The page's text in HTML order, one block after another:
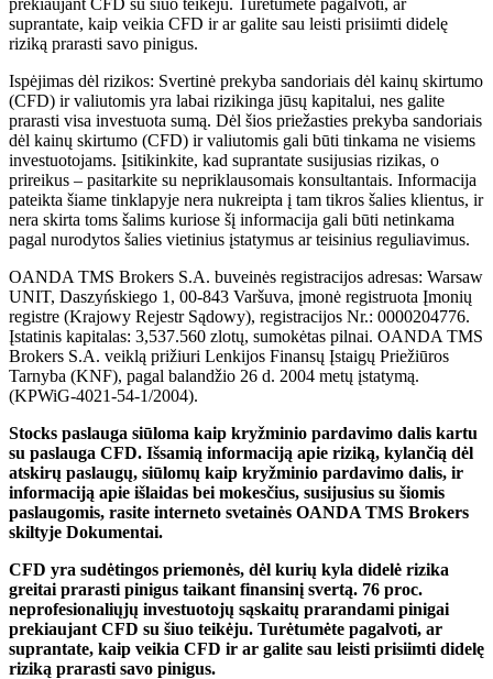
suprantate, kaip veikia CFD ir ar galite sau leisti prisiimti didelę
riziką prarasti savo pinigus.
Ispėjimas dėl rizikos: Svertinė prekyba sandoriais dėl kainų skirtumo
(CFD) ir valiutomis yra labai rizikinga jūsų kapitalui, nes galite
prarasti visa investuota sumą. Dėl šios priežasties prekyba sandoriais
dėl kainų skirtumo (CFD) ir valiutomis gali būti tinkama ne visiems
investuotojams. Įsitikinkite, kad suprantate susijusias rizikas, o
prireikus – pasitarkite su nepriklausomais konsultantais. Informacija
pateikta šiame tinklapyje nera nukreipta į tam tikros šalies klientus, ir
nera skirta toms šalims kuriose šį informacija gali būti netinkama
pagal nurodytos šalies vietinius įstatymus ar teisinius reguliavimus.
OANDA TMS Brokers S.A. buveinės registracijos adresas: Warsaw
UNIT, Daszyńskiego 1, 00-843 Varšuva, įmonė registruota Įmonių
registre (Krajowy Rejestr Sądowy), registracijos Nr.: 0000204776.
Įstatinis kapitalas: 3,537.560 zlotų, sumokėtas pilnai. OANDA TMS
Brokers S.A. veiklą prižiuri Lenkijos Finansų Įstaigų Priežiūros
Tarnyba (KNF), pagal balandžio 26 d. 2004 metų įstatymą.
(KPWiG-4021-54-1/2004).
Stocks paslauga siūloma kaip kryžminio pardavimo dalis kartu
su paslauga CFD. Išsamią informaciją apie riziką, kylančią dėl
atskirų paslaugų, siūlomų kaip kryžminio pardavimo dalis, ir
informaciją apie išlaidas bei mokesčius, susijusius su šiomis
paslaugomis, rasite interneto svetainės OANDA TMS Brokers
skiltyje Dokumentai.
CFD yra sudėtingos priemonės, dėl kurių kyla didelė rizika
greitai prarasti pinigus taikant finansinį svertą. 76 proc.
neprofesionaliųjų investuotojų sąskaitų prarandami pinigai
prekiaujant CFD su šiuo teikėju. Turėtumėte pagalvoti, ar
suprantate, kaip veikia CFD ir ar galite sau leisti prisiimti didelę
riziką prarasti savo pinigus.